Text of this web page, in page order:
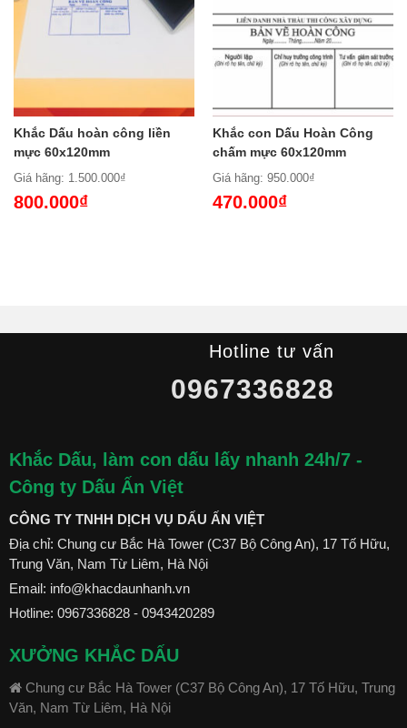
Khắc Dấu hoàn công liền
mực 60x120mm
Giá hãng: 1.500.000₫
800.000₫
Khắc con Dấu Hoàn Công
chấm mực 60x120mm
Giá hãng: 950.000₫
470.000₫
Hotline tư vấn
0967336828
Khắc Dấu, làm con dấu lấy nhanh 24h/7 -
Công ty Dấu Ấn Việt
CÔNG TY TNHH DỊCH VỤ DẤU ẤN VIỆT
Địa chỉ: Chung cư Bắc Hà Tower (C37 Bộ Công An), 17 Tố Hữu,
Trung Văn, Nam Từ Liêm, Hà Nội
Email: info@khacdaunhanh.vn
Hotline: 0967336828 - 0943420289
XƯỞNG KHẮC DẤU
Chung cư Bắc Hà Tower (C37 Bộ Công An), 17 Tố Hữu, Trung
Văn, Nam Từ Liêm, Hà Nội